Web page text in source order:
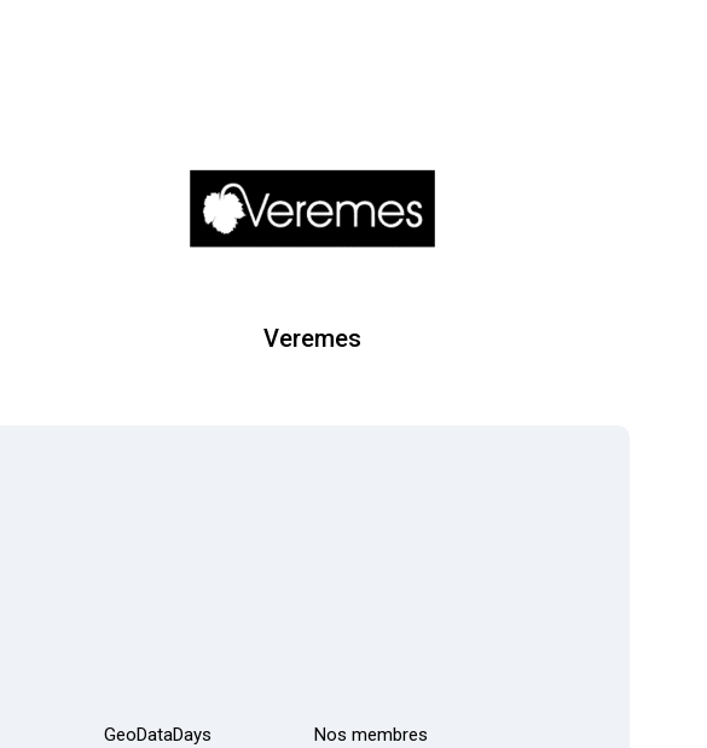
Veremes
GeoDataDays
Nos membres